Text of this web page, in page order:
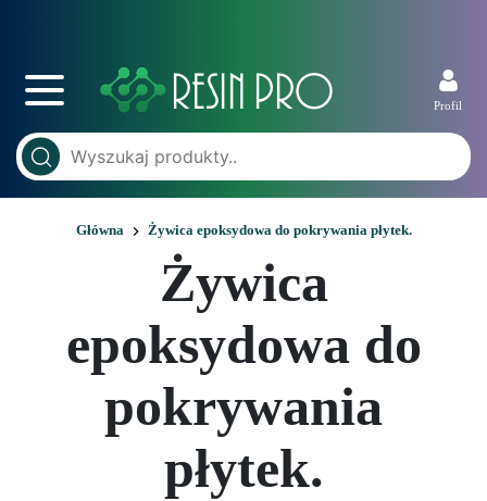
Profil
Główna Żywica epoksydowa do pokrywania płytek.
Żywica
epoksydowa do
pokrywania
płytek.